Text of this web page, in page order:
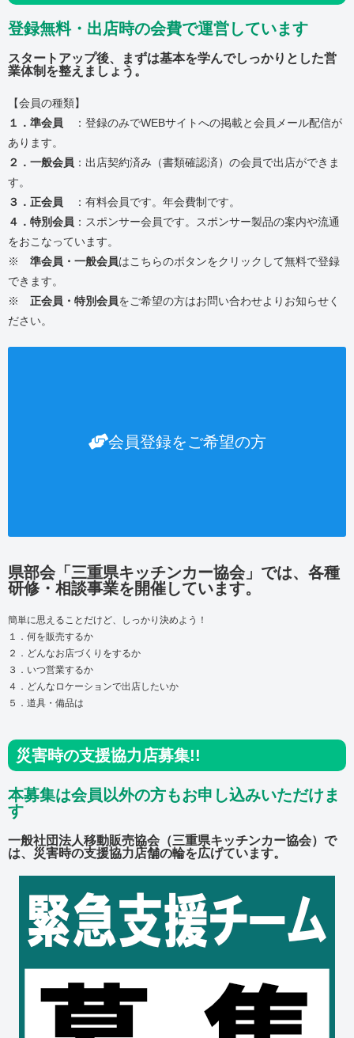
登録無料・出店時の会費で運営しています
スタートアップ後、まずは基本を学んでしっかりとした営
業体制を整えましょう。
【会員の種類】
１．準会員 ：登録のみでWEBサイトへの掲載と会員メール配信が
あります。
２．一般会員 ：出店契約済み（書類確認済）の会員で出店ができま
す。
３．正会員 ：有料会員です。年会費制です。
４．特別会員 ：スポンサー会員です。スポンサー製品の案内や流通
をおこなっています。
※ 準会員・一般会員はこちらのボタンをクリックして無料で登録
できます。
※ 正会員・特別会員をご希望の方はお問い合わせよりお知らせく
ださい。
会員登録をご希望の方
県部会「三重県キッチンカー協会」では、各種
研修・相談事業を開催しています。
簡単に思えることだけど、しっかり決めよう！
１．何を販売するか
２．どんなお店づくりをするか
３．いつ営業するか
４．どんなロケーションで出店したいか
５．道具・備品は
災害時の支援協力店募集!!
本募集は会員以外の方もお申し込みいただけま
す
一般社団法人移動販売協会（三重県キッチンカー協会）で
は、災害時の支援協力店舗の輪を広げています。